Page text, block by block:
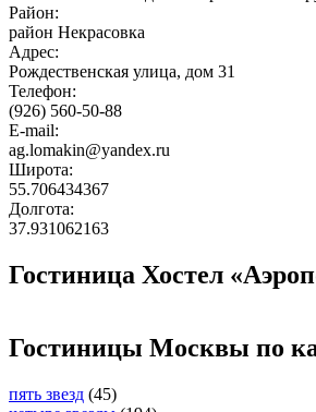
Район:
район Некрасовка
Адрес:
Рождественская улица, дом 31
Телефон:
(926) 560-50-88
E-mail:
ag.lomakin@yandex.ru
Широта:
55.706434367
Долгота:
37.931062163
Гостиница Хостел
Гостиницы Москвы по
пять звезд (45)